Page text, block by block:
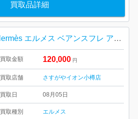
買取品詳細
Hermès エルメス ベアンスフレ アリゲーター 財布
買取金額 120,000 円
買取店舗 さすがやイオン小樽店
買取日 08月05日
買取種別 エルメス